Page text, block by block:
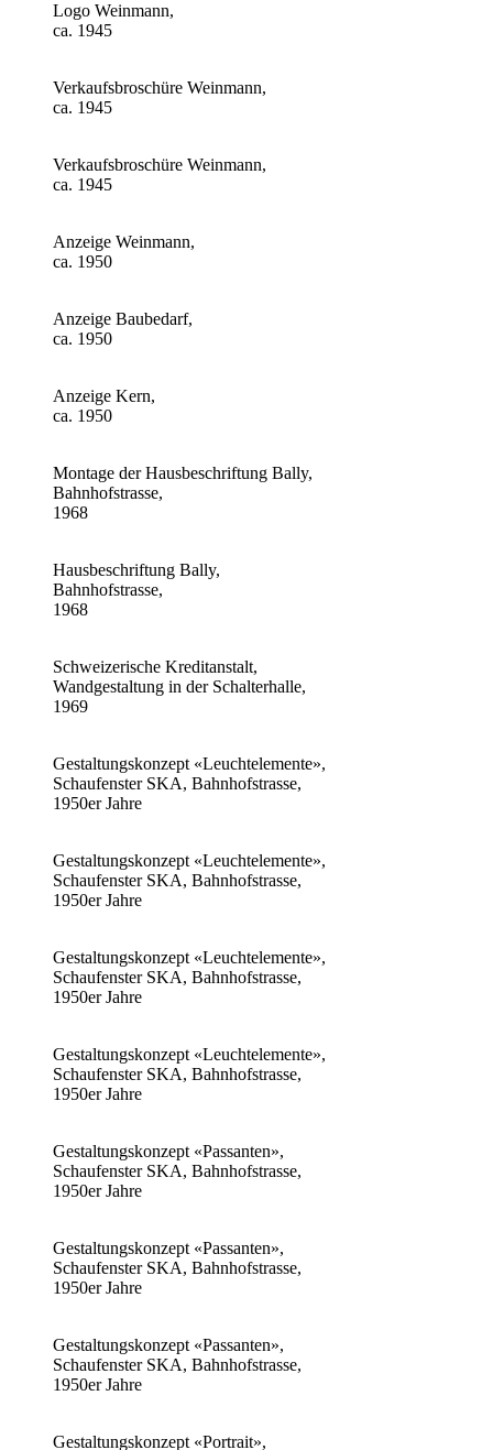
Logo Weinmann,
ca. 1945
Verkaufsbroschüre Weinmann,
ca. 1945
Verkaufsbroschüre Weinmann,
ca. 1945
Anzeige Weinmann,
ca. 1950
Anzeige Baubedarf,
ca. 1950
Anzeige Kern,
ca. 1950
Montage der Hausbeschriftung Bally,
Bahnhofstrasse,
1968
Hausbeschriftung Bally,
Bahnhofstrasse,
1968
Schweizerische Kreditanstalt,
Wandgestaltung in der Schalterhalle,
1969
Gestaltungskonzept «Leuchtelemente»,
Schaufenster SKA, Bahnhofstrasse,
1950er Jahre
Gestaltungskonzept «Leuchtelemente»,
Schaufenster SKA, Bahnhofstrasse,
1950er Jahre
Gestaltungskonzept «Leuchtelemente»,
Schaufenster SKA, Bahnhofstrasse,
1950er Jahre
Gestaltungskonzept «Leuchtelemente»,
Schaufenster SKA, Bahnhofstrasse,
1950er Jahre
Gestaltungskonzept «Passanten»,
Schaufenster SKA, Bahnhofstrasse,
1950er Jahre
Gestaltungskonzept «Passanten»,
Schaufenster SKA, Bahnhofstrasse,
1950er Jahre
Gestaltungskonzept «Passanten»,
Schaufenster SKA, Bahnhofstrasse,
1950er Jahre
Gestaltungskonzept «Portrait»,